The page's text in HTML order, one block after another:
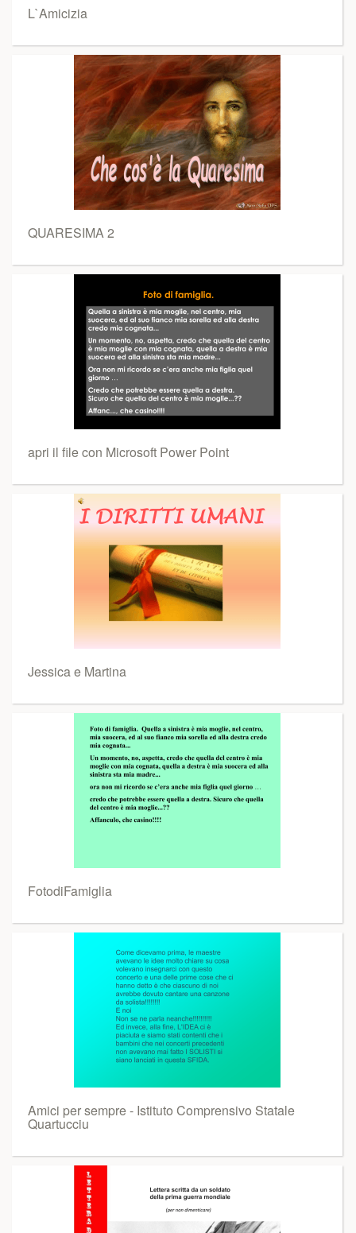
L`Amicizia
QUARESIMA 2
apri il file con Microsoft Power Point
Jessica e Martina
FotodiFamiglia
Amici per sempre - Istituto Comprensivo Statale
Quartucciu